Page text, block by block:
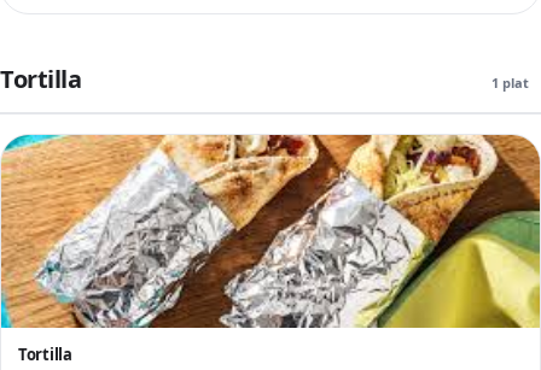
Tortilla 1 plat
Tortilla